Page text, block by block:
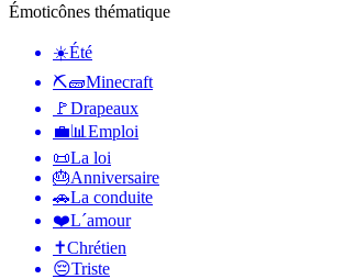
Émoticônes thématique
☀️Été
⛏🧱Minecraft
🚩Drapeaux
💼📊 Emploi
📜La loi
🎂Anniversaire
🚗La conduite
❤️L´amour
✝️Chrétien
😔Triste